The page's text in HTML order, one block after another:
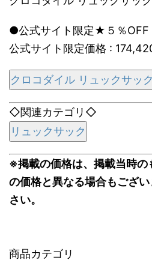
●公式サイト限定★５％OFF
公式サイト限定価格 :
クロコダイル リュックサック
◇関連カテゴリ◇
リュックサック
※掲載の価格は、掲載当時の
の価格と異なる場合もござ
さい。
商品カテゴリ